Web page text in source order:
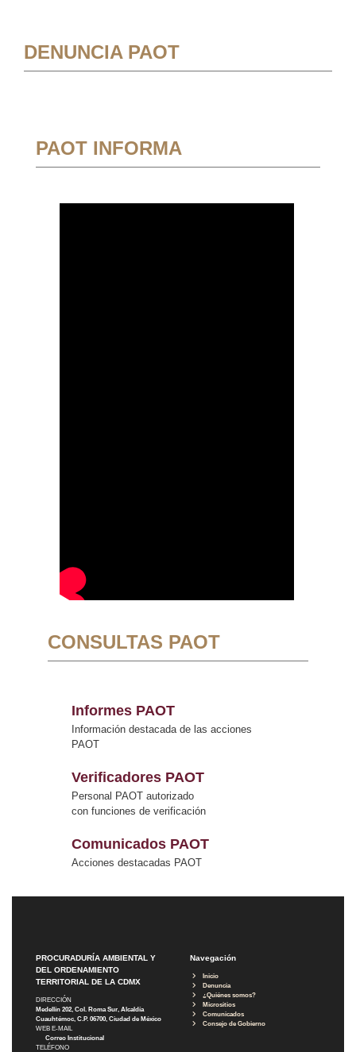
DENUNCIA PAOT
PAOT INFORMA
CONSULTAS PAOT
Informes PAOT
Información destacada de las acciones
PAOT
Verificadores PAOT
Personal PAOT autorizado
con funciones de verificación
Comunicados PAOT
Acciones destacadas PAOT
PROCURADURÍA AMBIENTAL Y
DEL ORDENAMIENTO
TERRITORIAL DE LA CDMX
DIRECCIÓN
Medellín 202, Col. Roma Sur, Alcaldía
Cuauhtémoc, C.P. 06700, Ciudad de México
WEB E-MAIL
Correo Institucional
TELÉFONO
Navegación
Inicio
Denuncia
¿Quiénes somos?
Micrositios
Comunicados
Consejo de Gobierno